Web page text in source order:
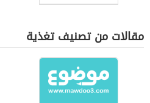
مقالات من تصنيف تغذية